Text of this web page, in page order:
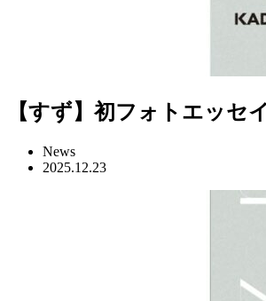
【すず】初フォトエッセ
News
2025.12.23